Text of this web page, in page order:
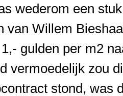
wederom een
Willem
gulden per m2
vermoedelijk zou
stond, was